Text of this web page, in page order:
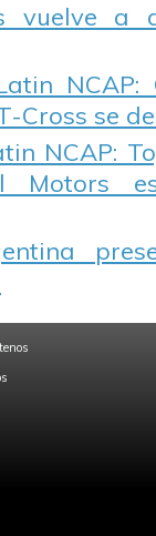
vuelve a
NCAP:
Cross se
NCAP:
Motors